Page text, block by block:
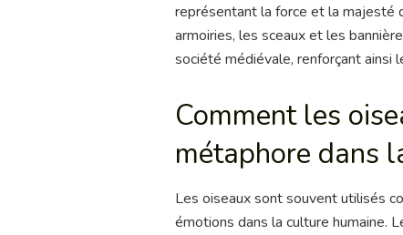
représentant la force et la majesté
armoiries, les sceaux et les
société médiévale, renforçant ainsi
Comment les
métaphore dans
Les oiseaux sont souvent utilisés
émotions dans la culture humaine.